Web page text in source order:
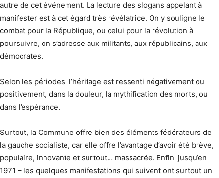
autre de cet événement. La lecture des slogans appelant à
manifester est à cet égard très révélatrice. On y souligne le
combat pour la République, ou celui pour la révolution à
poursuivre, on s’adresse aux militants, aux républicains, aux
démocrates.
Selon les périodes, l’héritage est ressenti négativement ou
positivement, dans la douleur, la mythification des morts, ou
dans l’espérance.
Surtout, la Commune offre bien des éléments fédérateurs de
la gauche socialiste, car elle offre l’avantage d’avoir été brève,
populaire, innovante et surtout… massacrée. Enfin, jusqu’en
1971 – les quelques manifestations qui suivent ont surtout un